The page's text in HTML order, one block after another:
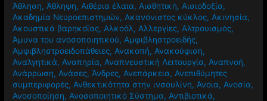
Άθληση, Άθληψη, Αιθέρια έλαια, Αισθητική, Αισιοδοξία,
Ακαδημία Νευροεπιστημών, Ακανόνιστος κύκλος, Ακινησία,
Ακουστικά βαρηκοΐας, Αλκοόλ, Αλλεργίες, Αλτρουισμός,
Άμυνα του ανοσοποιητικού, Αμφιβληστροειδής,
Αμφιβληστροειδοπάθειες, Ανακοπή, Ανακούφιση,
Αναλγητικά, Αναπηρία, Αναπνευστική Λειτουργία, Αναπνοή,
Ανάρρωση, Ανάσες, Άνδρες, Ανεπάρκεια, Ανεπιθύμητες
συμπεριφορές, Ανθεκτικότητα στην ινσουλίνη, Άνοια, Ανοσία,
Ανοσοποίηση, Ανοσοποιητικό Σύστημα, Αντιβιοτικά,